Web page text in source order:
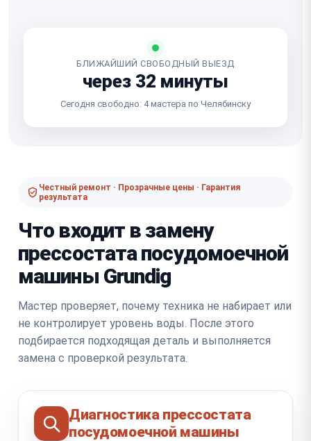
БЛИЖАЙШИЙ СВОБОДНЫЙ ВЫЕЗД
через 32 минуты
Сегодня свободно: 4 мастера по Челябинску
Честный ремонт · Прозрачные цены · Гарантия
результата
Что входит в замену
прессостата посудомоечной
машины Grundig
Мастер проверяет, почему техника не набирает или
не контролирует уровень воды. После этого
подбирается подходящая деталь и выполняется
замена с проверкой результата.
Диагностика прессостата
посудомоечной машины